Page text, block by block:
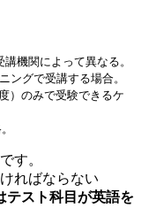
機関によって異なる。
ングで受講する場合。
）のみで受験できるケ
です。
ればならない
テスト科目が英語を